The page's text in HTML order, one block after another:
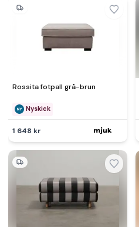
Rossita fotpall grå-brun
Nyskick
1 648 kr